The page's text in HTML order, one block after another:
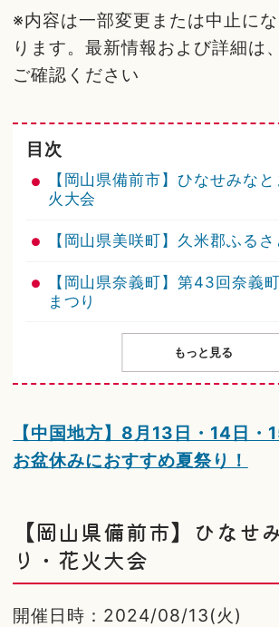
※内容は一部変更または中止に
ります。最新情報および詳細は
ご確認ください
目次
【岡山県備前市】ひなせみな
火大会
【岡山県美咲町】久米郡ふる
【岡山県奈義町】第43回奈義
まつり
もっと見る
【中国地方】8月13日・14日・
お盆休みにおすすめ夏祭り！
【岡山県備前市】ひなせ
り・花火大会
開催日時：2024/08/13(火)